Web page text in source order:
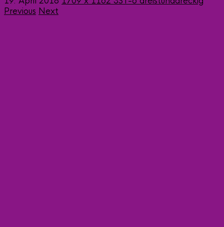
Previous Next